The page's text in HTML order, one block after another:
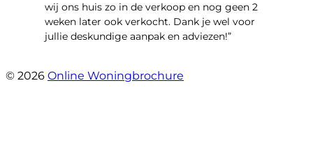
wij ons huis zo in de verkoop en nog geen 2
weken later ook verkocht. Dank je wel voor
jullie deskundige aanpak en adviezen!”
© 2026 Online Woningbrochure